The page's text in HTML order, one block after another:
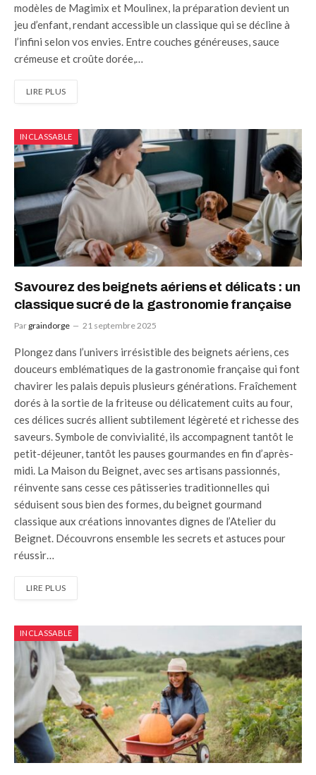
modèles de Magimix et Moulinex, la préparation devient un
jeu d’enfant, rendant accessible un classique qui se décline à
l’infini selon vos envies. Entre couches généreuses, sauce
crémeuse et croûte dorée,…
LIRE PLUS
INCLASSABLE
Savourez des beignets aériens et délicats : un
classique sucré de la gastronomie française
Par graindorge 21 septembre 2025
Plongez dans l’univers irrésistible des beignets aériens, ces
douceurs emblématiques de la gastronomie française qui font
chavirer les palais depuis plusieurs générations. Fraîchement
dorés à la sortie de la friteuse ou délicatement cuits au four,
ces délices sucrés allient subtilement légèreté et richesse des
saveurs. Symbole de convivialité, ils accompagnent tantôt le
petit-déjeuner, tantôt les pauses gourmandes en fin d’après-
midi. La Maison du Beignet, avec ses artisans passionnés,
réinvente sans cesse ces pâtisseries traditionnelles qui
séduisent sous bien des formes, du beignet gourmand
classique aux créations innovantes dignes de l’Atelier du
Beignet. Découvrons ensemble les secrets et astuces pour
réussir…
LIRE PLUS
INCLASSABLE